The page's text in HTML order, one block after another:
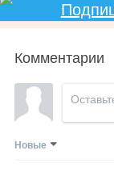
Комментарии
Новые